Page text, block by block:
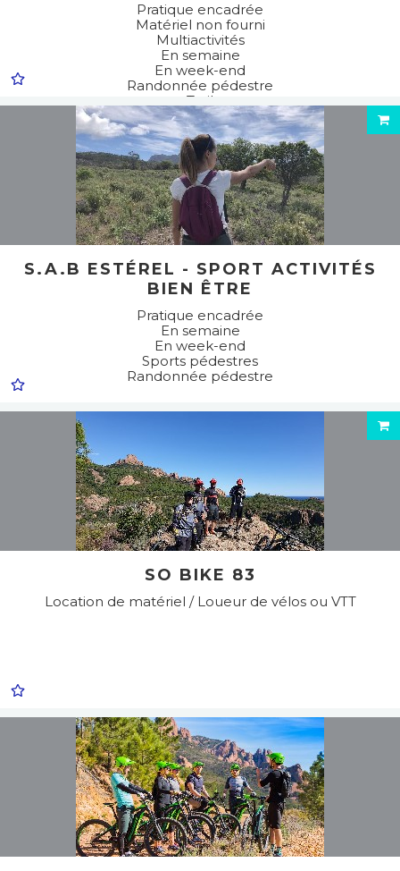
Pratique encadrée
Matériel non fourni
Multiactivités
En semaine
En week-end
Randonnée pédestre
Trail
Sports pédestres
Marche nordique
S.A.B ESTÉREL - SPORT ACTIVITÉS
BIEN ÊTRE
Pratique encadrée
En semaine
En week-end
Sports pédestres
Randonnée pédestre
SO BIKE 83
Location de matériel / Loueur de vélos ou VTT